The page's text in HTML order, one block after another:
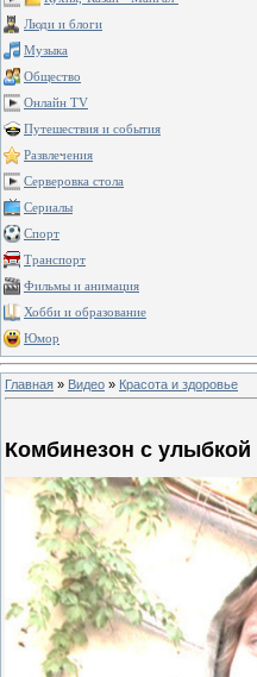
Люди и блоги
Музыка
Общество
Онлайн TV
Путешествия и события
Развлечения
Серверовка стола
Сериалы
Спорт
Транспорт
Фильмы и анимация
Хобби и образование
Юмор
Главная » Видео » Красота и здоровье
Комбинезон с улыбкой